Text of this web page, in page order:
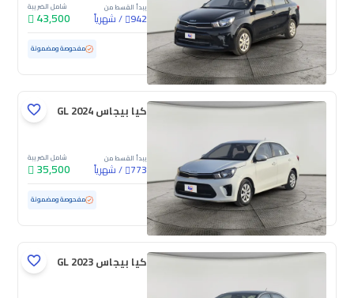
يبدأ القسط من
942
/شهرياً
شامل الضريبة
43,500
مستعملة 22,304 كم ممشى قليل مفحوصة ومضمونة
كيا بيجاس GL 2024
يبدأ القسط من
773
/شهرياً
شامل الضريبة
35,500
مستعملة 78,967 كم مفحوصة ومضمونة
كيا بيجاس GL 2023